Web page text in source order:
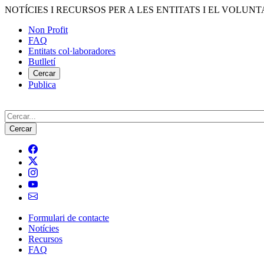
Vés
contingut
NOTÍCIES I RECURSOS PER A LES ENTITATS I EL
Menú
del
compte
d'usuari
Non Profit
FAQ
Entitats col·laboradores
Butlletí
Cercar
Publica
Cerca
Navegació
principal
Formulari de contacte
Notícies
Recursos
FAQ